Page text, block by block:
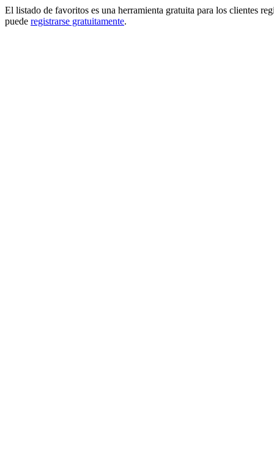
El listado de favoritos es una herramienta gratuita para los clientes
puede registrarse gratuitamente.